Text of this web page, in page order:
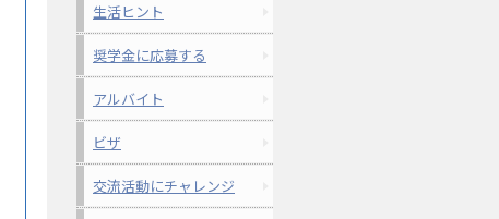
生活ヒント
奨学金に応募する
アルバイト
ビザ
交流活動にチャレンジ